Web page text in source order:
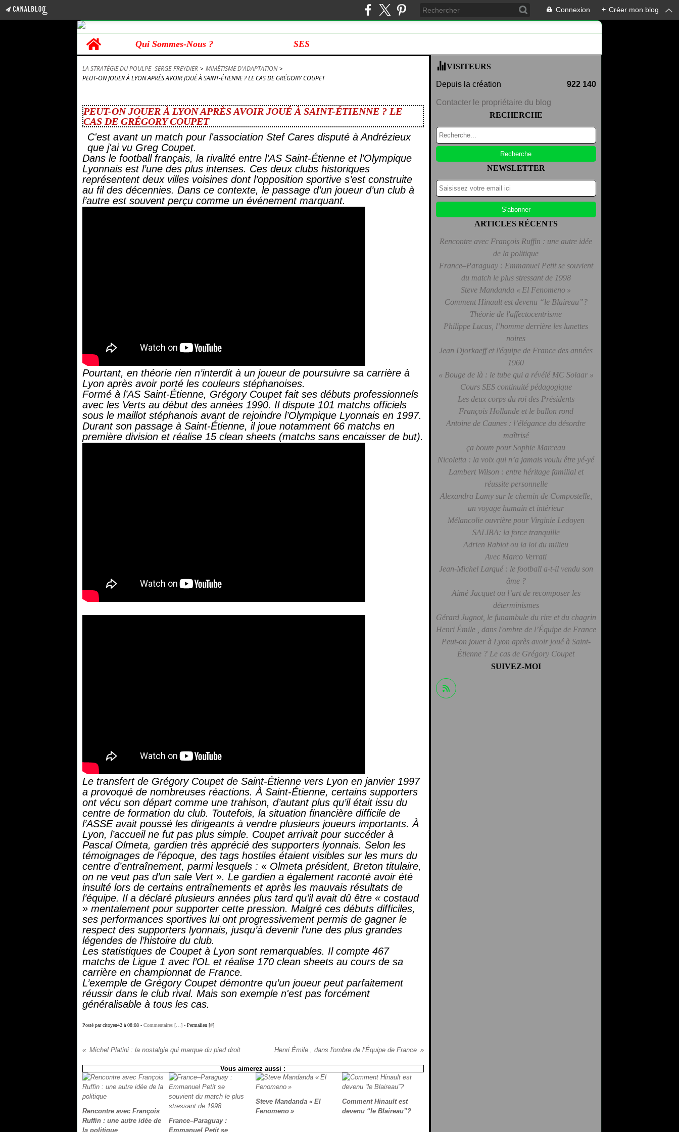
Connexion + Créer mon blog
Home
Qui Sommes-Nous ? SES
LA STRATÉGIE DU POULPE -SERGE-FREYDIER > MIMÉTISME D'ADAPTATION >
PEUT-ON JOUER À LYON APRÈS AVOIR JOUÉ À SAINT-ÉTIENNE ? LE CAS DE GRÉGORY COUPET
PEUT-ON JOUER À LYON APRÈS AVOIR JOUÉ À SAINT-ÉTIENNE ? LE
CAS DE GRÉGORY COUPET
C'est avant un match pour l'association Stef Cares disputé à Andrézieux
que j'ai vu Greg Coupet.
Dans le football français, la rivalité entre l’AS Saint-Étienne et l’Olympique
Lyonnais est l’une des plus intenses. Ces deux clubs historiques
représentent deux villes voisines dont l’opposition sportive s’est construite
au fil des décennies. Dans ce contexte, le passage d’un joueur d’un club à
l’autre est souvent perçu comme un événement marquant.
Pourtant, en théorie rien n’interdit à un joueur de poursuivre sa carrière à
Lyon après avoir porté les couleurs stéphanoises.
Formé à l’AS Saint-Étienne, Grégory Coupet fait ses débuts professionnels
avec les Verts au début des années 1990. Il dispute 101 matchs officiels
sous le maillot stéphanois avant de rejoindre l’Olympique Lyonnais en 1997.
Durant son passage à Saint-Étienne, il joue notamment 66 matchs en
première division et réalise 15 clean sheets (matchs sans encaisser de but).
Le transfert de Grégory Coupet de Saint-Étienne vers Lyon en janvier 1997
a provoqué de nombreuses réactions. À Saint-Étienne, certains supporters
ont vécu son départ comme une trahison, d’autant plus qu’il était issu du
centre de formation du club. Toutefois, la situation financière difficile de
l’ASSE avait poussé les dirigeants à vendre plusieurs joueurs importants. À
Lyon, l’accueil ne fut pas plus simple. Coupet arrivait pour succéder à
Pascal Olmeta, gardien très apprécié des supporters lyonnais. Selon les
témoignages de l’époque, des tags hostiles étaient visibles sur les murs du
centre d’entraînement, parmi lesquels : « Olmeta président, Breton titulaire,
on ne veut pas d’un sale Vert ». Le gardien a également raconté avoir été
insulté lors de certains entraînements et après les mauvais résultats de
l’équipe. Il a déclaré plusieurs années plus tard qu’il avait dû être « costaud
» mentalement pour supporter cette pression. Malgré ces débuts difficiles,
ses performances sportives lui ont progressivement permis de gagner le
respect des supporters lyonnais, jusqu’à devenir l’une des plus grandes
légendes de l’histoire du club.
Les statistiques de Coupet à Lyon sont remarquables. Il compte 467
matchs de Ligue 1 avec l’OL et réalise 170 clean sheets au cours de sa
carrière en championnat de France.
L’exemple de Grégory Coupet démontre qu’un joueur peut parfaitement
réussir dans le club rival. Mais son exemple n'est pas forcément
généralisable à tous les cas.
Posté par citoyen42 à 08:08 - Commentaires [ ] - Permalien [#]
Michel Platini : la nostalgie qui marque du pied droit Henri Émile , dans l'ombre de l’Équipe de France
Vous aimerez aussi :
Rencontre avec François
Ruffin : une autre idée de
la politique
France–Paraguay :
Emmanuel Petit se
Steve Mandanda « El
Fenomeno »
Comment Hinault est
devenu “le Blaireau”?
VISITEURS
Depuis la création 922 140
Contacter le propriétaire du blog
RECHERCHE
NEWSLETTER
ARTICLES RÉCENTS
Rencontre avec François Ruffin : une autre idée
de la politique
France–Paraguay : Emmanuel Petit se souvient
du match le plus stressant de 1998
Steve Mandanda « El Fenomeno »
Comment Hinault est devenu “le Blaireau”?
Théorie de l'affectocentrisme
Philippe Lucas, l’homme derrière les lunettes
noires
Jean Djorkaeff et l'équipe de France des années
1960
« Bouge de là : le tube qui a révélé MC Solaar »
Cours SES continuité pédagogique
Les deux corps du roi des Présidents
François Hollande et le ballon rond
Antoine de Caunes : l’élégance du désordre
maîtrisé
ça boum pour Sophie Marceau
Nicoletta : la voix qui n’a jamais voulu être yé-yé
Lambert Wilson : entre héritage familial et
réussite personnelle
Alexandra Lamy sur le chemin de Compostelle,
un voyage humain et intérieur
Mélancolie ouvrière pour Virginie Ledoyen
SALIBA: la force tranquille
Adrien Rabiot ou la loi du milieu
Avec Marco Verrati
Jean-Michel Larqué : le football a-t-il vendu son
âme ?
Aimé Jacquet ou l’art de recomposer les
déterminismes
Gérard Jugnot, le funambule du rire et du chagrin
Henri Émile , dans l'ombre de l’Équipe de France
Peut-on jouer à Lyon après avoir joué à Saint-
Étienne ? Le cas de Grégory Coupet
SUIVEZ-MOI